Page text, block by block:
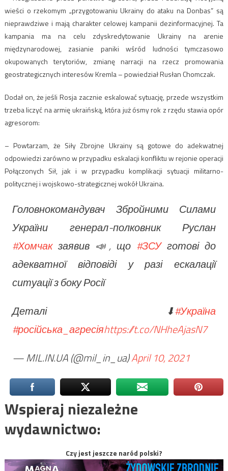
wieści o rzekomym „przygotowaniu Ukrainy do ataku na Donbas” są
nieprawdziwe i mają charakter celowej kampanii dezinformacyjnej. Ta
kampania ma na celu zdyskredytowanie Ukrainy na arenie
międzynarodowej, zasianie paniki wśród ludności tymczasowo
okupowanych terytoriów, zmianę narracji na rzecz promowania
geostrategicznych interesów Kremla – powiedział Rusłan Chomczak.
Dodał on, że jeśli Rosja zacznie eskalować sytuację, przede wszystkim
trzeba liczyć na armię ukraińską, która już ósmy rok z rzędu stawia opór
agresorom:
– Powtarzam, że Siły Zbrojne Ukrainy są gotowe do adekwatnej
odpowiedzi zarówno w przypadku eskalacji konfliktu w rejonie operacji
Połączonych Sił, jak i w przypadku komplikacji sytuacji militarno-
politycznej i wojskowo-strategicznej wokół Ukraina.
Головнокомандувач Збройними Силами
України генерал-полковник Руслан
#Хомчакзаявив 📣, що #ЗСУготові до
адекватної відповіді у разі ескалації
ситуації з боку Росії
Деталі ⬇#Україна
#російська_агресіяhttps://t.co/NHheAjasN7
— MIL.IN.UA (@mil_in_ua)April 10, 2021
Wspieraj niezależne
wydawnictwo:
Czy jest jeszcze naród polski?